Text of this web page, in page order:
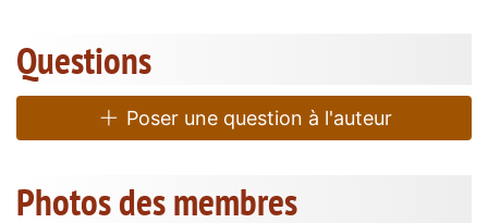
Questions
Poser une question à l'auteur
Photos des membres